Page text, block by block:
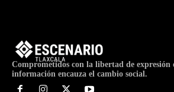
Comprometidos con la libertad de expresión
información encauza el cambio social.